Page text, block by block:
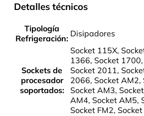
Detalles técnicos
Tipología
Refrigeración: Disipadores
Sockets de
procesador
soportados:
Socket 115X,
1366, Socket
Socket 2011,
2066, Socket AM2,
Socket AM3,
AM4, Socket AM5,
Socket FM2,